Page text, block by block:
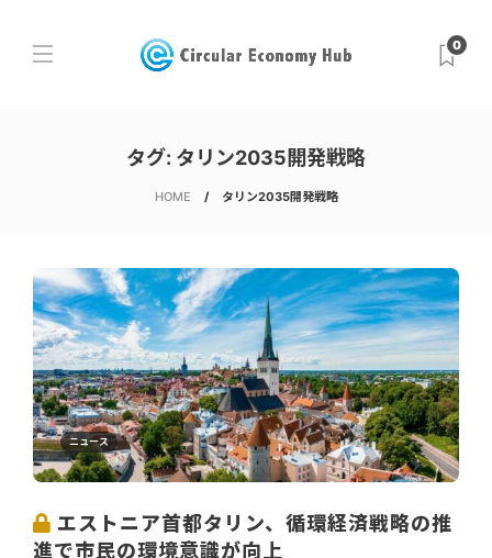
0
タグ: タリン2035開発戦略
HOME タリン2035開発戦略
ニュース
エストニア首都タリン、循環経済戦略の推
進で市民の環境意識が向上